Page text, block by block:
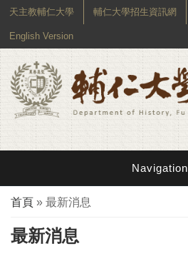
天主教輔仁大學 輔仁大學招生資訊網
English Version
Navigation
您在這裡
首頁 » 最新消息
最新消息